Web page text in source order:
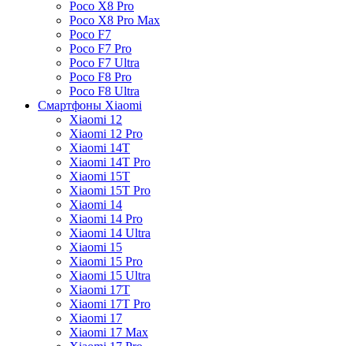
Poco X8 Pro
Poco X8 Pro Max
Poco F7
Poco F7 Pro
Poco F7 Ultra
Poco F8 Pro
Poco F8 Ultra
Смартфоны Xiaomi
Xiaomi 12
Xiaomi 12 Pro
Xiaomi 14T
Xiaomi 14T Pro
Xiaomi 15T
Xiaomi 15T Pro
Xiaomi 14
Xiaomi 14 Pro
Xiaomi 14 Ultra
Xiaomi 15
Xiaomi 15 Pro
Xiaomi 15 Ultra
Xiaomi 17T
Xiaomi 17T Pro
Xiaomi 17
Xiaomi 17 Max